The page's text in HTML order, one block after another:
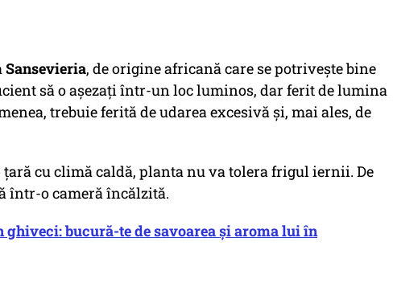
Sansevieria, de origine africană care se potrivește bine
să o așezați într-un loc luminos, dar ferit de lumina
trebuie ferită de udarea excesivă și, mai ales, de
cu climă caldă, planta nu va tolera frigul iernii. De
într-o cameră încălzită.
bucură-te de savoarea și aroma lui în